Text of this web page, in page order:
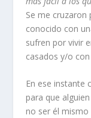
Se me cruzaron
conocido con
sufren por vivir
casados y/o
En ese instante
para que
no ser él